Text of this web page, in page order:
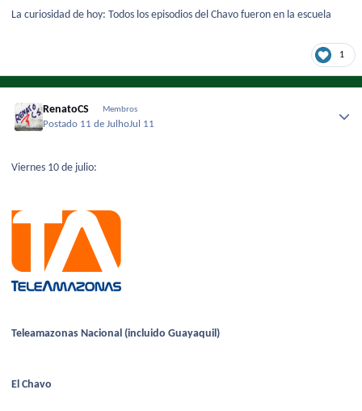
La curiosidad de hoy: Todos los episodios del Chavo fueron en la escuela
1
RenatoCS Membros
Postado 11 de JulhoJul 11
Viernes 10 de julio:
Teleamazonas Nacional (incluido Guayaquil)
El Chavo